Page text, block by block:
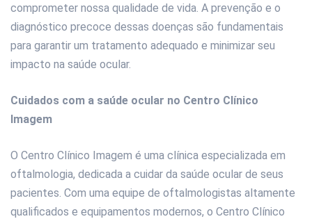
comprometer nossa qualidade de vida. A prevenção e o
diagnóstico precoce dessas doenças são fundamentais
para garantir um tratamento adequado e minimizar seu
impacto na saúde ocular.
Cuidados com a saúde ocular no Centro Clínico
Imagem
O Centro Clínico Imagem é uma clínica especializada em
oftalmologia, dedicada a cuidar da saúde ocular de seus
pacientes. Com uma equipe de oftalmologistas altamente
qualificados e equipamentos modernos, o Centro Clínico